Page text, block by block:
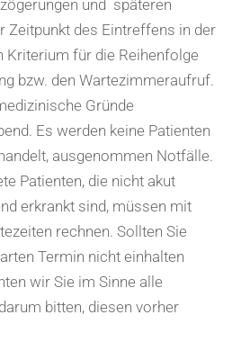
und späteren
Zeitpunkt des Eintreffens in der
Kriterium für die Reihenfolge
bzw. den Wartezimmeraufruf.
Gründe
Es werden keine Patienten
ausgenommen Notfälle.
Patienten, die nicht akut
erkrankt sind, müssen mit
rechnen. Sollten Sie
Termin nicht einhalten
wir Sie im Sinne alle
bitten, diesen vorher